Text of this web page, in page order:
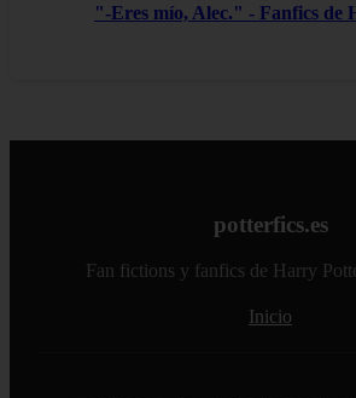
"-Eres mío, Alec." - Fanfics de
potterfics.es
Fan fictions y fanfics de Harry
Inicio